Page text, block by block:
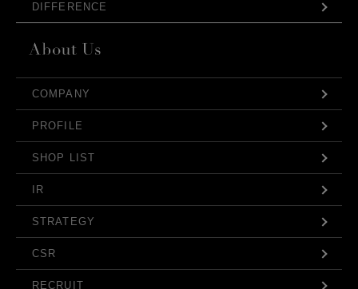
DIFFERENCE
COMPANY
PROFILE
SHOP LIST
IR
STRATEGY
CSR
RECRUIT